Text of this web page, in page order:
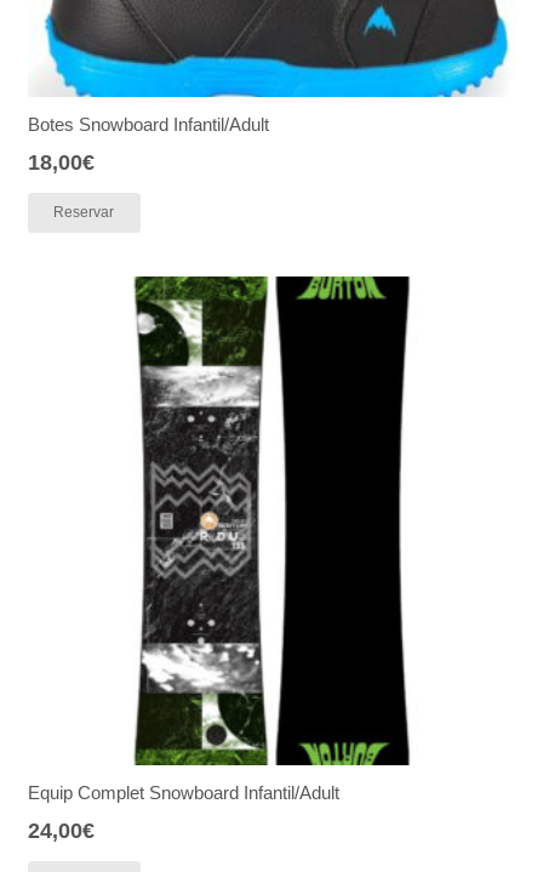
Botes Snowboard Infantil/Adult
18,00€
Reservar
Equip Complet Snowboard Infantil/Adult
24,00€